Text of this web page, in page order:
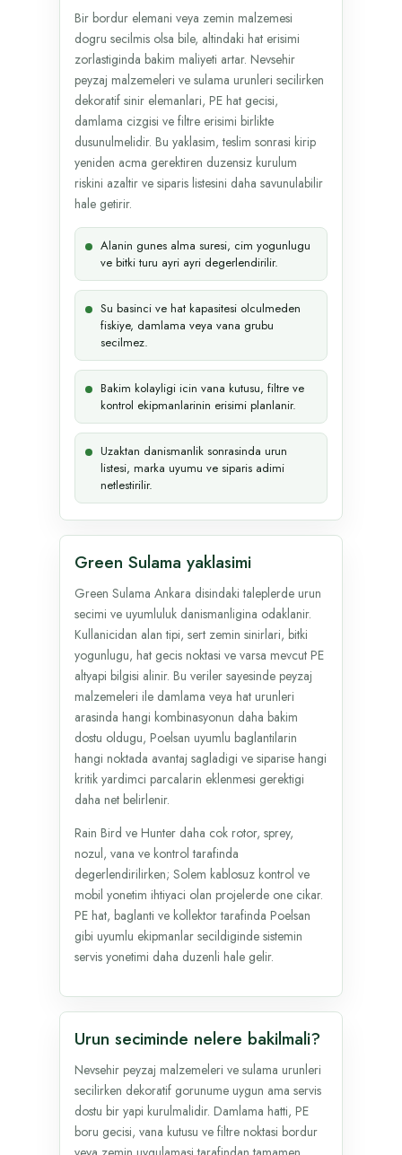
Bir bordur elemani veya zemin malzemesi
dogru secilmis olsa bile, altindaki hat erisimi
zorlastiginda bakim maliyeti artar. Nevsehir
peyzaj malzemeleri ve sulama urunleri secilirken
dekoratif sinir elemanlari, PE hat gecisi,
damlama cizgisi ve filtre erisimi birlikte
dusunulmelidir. Bu yaklasim, teslim sonrasi kirip
yeniden acma gerektiren duzensiz kurulum
riskini azaltir ve siparis listesini daha savunulabilir
hale getirir.
Alanin gunes alma suresi, cim yogunlugu
ve bitki turu ayri ayri degerlendirilir.
Su basinci ve hat kapasitesi olculmeden
fiskiye, damlama veya vana grubu
secilmez.
Bakim kolayligi icin vana kutusu, filtre ve
kontrol ekipmanlarinin erisimi planlanir.
Uzaktan danismanlik sonrasinda urun
listesi, marka uyumu ve siparis adimi
netlestirilir.
Green Sulama yaklasimi
Green Sulama Ankara disindaki taleplerde urun
secimi ve uyumluluk danismanligina odaklanir.
Kullanicidan alan tipi, sert zemin sinirlari, bitki
yogunlugu, hat gecis noktasi ve varsa mevcut PE
altyapi bilgisi alinir. Bu veriler sayesinde peyzaj
malzemeleri ile damlama veya hat urunleri
arasinda hangi kombinasyonun daha bakim
dostu oldugu, Poelsan uyumlu baglantilarin
hangi noktada avantaj sagladigi ve siparise hangi
kritik yardimci parcalarin eklenmesi gerektigi
daha net belirlenir.
Rain Bird ve Hunter daha cok rotor, sprey,
nozul, vana ve kontrol tarafinda
degerlendirilirken; Solem kablosuz kontrol ve
mobil yonetim ihtiyaci olan projelerde one cikar.
PE hat, baglanti ve kollektor tarafinda Poelsan
gibi uyumlu ekipmanlar secildiginde sistemin
servis yonetimi daha duzenli hale gelir.
Urun seciminde nelere bakilmali?
Nevsehir peyzaj malzemeleri ve sulama urunleri
secilirken dekoratif gorunume uygun ama servis
dostu bir yapi kurulmalidir. Damlama hatti, PE
boru gecisi, vana kutusu ve filtre noktasi bordur